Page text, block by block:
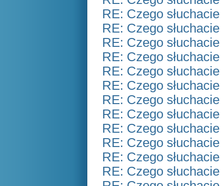
RE: Czego
RE: Czego
RE: Czego
RE: Czego
RE: Czego
RE: Czego
RE: Czego
RE: Czego
RE: Czego
RE: Czego
RE: Czego
RE: Czego